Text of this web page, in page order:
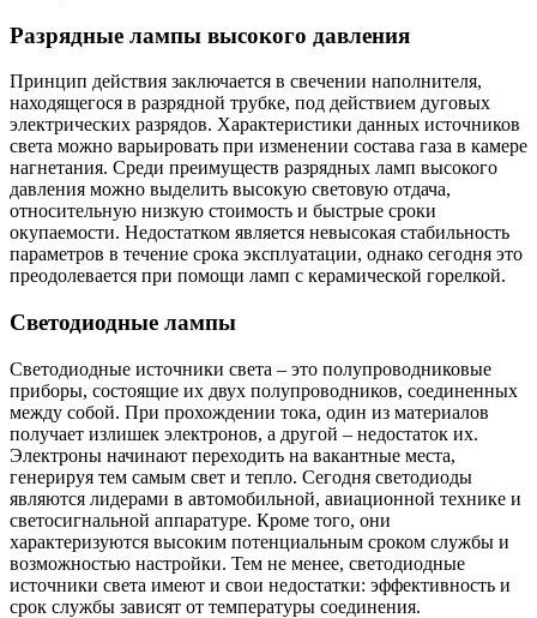
Разрядные лампы высокого давления
Принцип действия заключается в свечении наполнителя,
находящегося в разрядной трубке, под действием дуговых
электрических разрядов. Характеристики данных источников
света можно варьировать при изменении состава газа в камере
нагнетания. Среди преимуществ разрядных ламп высокого
давления можно выделить высокую световую отдача,
относительную низкую стоимость и быстрые сроки
окупаемости. Недостатком является невысокая стабильность
параметров в течение срока эксплуатации, однако сегодня это
преодолевается при помощи ламп с керамической горелкой.
Светодиодные лампы
Светодиодные источники света – это полупроводниковые
приборы, состоящие их двух полупроводников, соединенных
между собой. При прохождении тока, один из материалов
получает излишек электронов, а другой – недостаток их.
Электроны начинают переходить на вакантные места,
генерируя тем самым свет и тепло. Сегодня светодиоды
являются лидерами в автомобильной, авиационной технике и
светосигнальной аппаратуре. Кроме того, они
характеризуются высоким потенциальным сроком службы и
возможностью настройки. Тем не менее, светодиодные
источники света имеют и свои недостатки: эффективность и
срок службы зависят от температуры соединения.